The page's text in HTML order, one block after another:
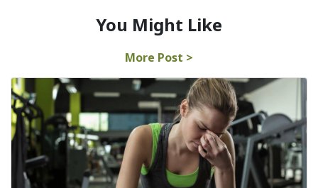
You Might Like
More Post >